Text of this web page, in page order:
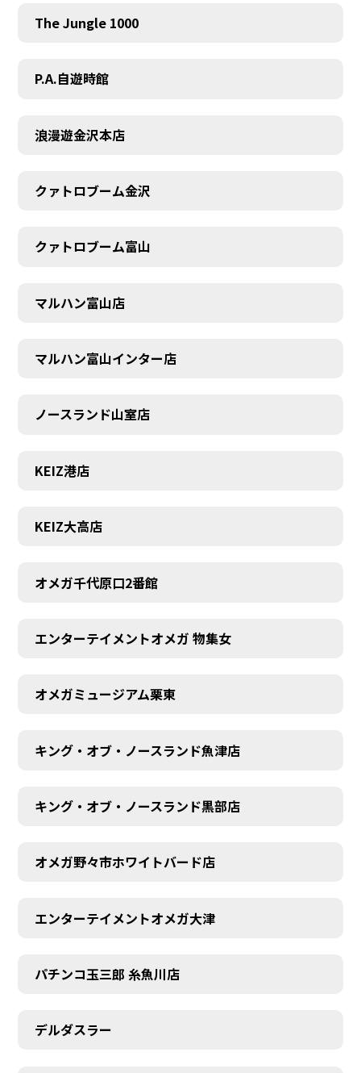
SCHEDULE
The Jungle 1000
P.A.自遊時館
浪漫遊金沢本店
クァトロブーム金沢
クァトロブーム富山
マルハン富山店
マルハン富山インター店
ノースランド山室店
KEIZ港店
KEIZ大高店
オメガ千代原口2番館
エンターテイメントオメガ 物集女
オメガミュージアム栗東
キング・オブ・ノースランド魚津店
キング・オブ・ノースランド黒部店
オメガ野々市ホワイトバード店
エンターテイメントオメガ大津
パチンコ玉三郎 糸魚川店
デルダスラー